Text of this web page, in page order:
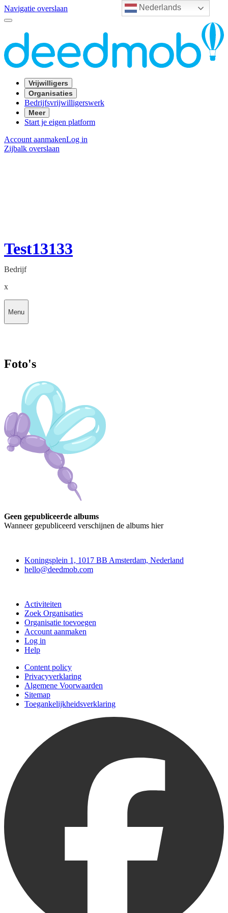
Nederlands
Navigatie overslaan
Vrijwilligers
Organisaties
Bedrijfsvrijwilligerswerk
Meer
Start je eigen platform
Account aanmakenLog in
Zijbalk overslaan
Test13133
Bedrijf
x
Menu
Foto's
Geen gepubliceerde albums
Wanneer gepubliceerd verschijnen de albums hier
Koningsplein 1, 1017 BB Amsterdam, Nederland
hello@deedmob.com
Activiteiten
Zoek Organisaties
Organisatie toevoegen
Account aanmaken
Log in
Help
Content policy
Privacyverklaring
Algemene Voorwaarden
Sitemap
Toegankelijkheidsverklaring